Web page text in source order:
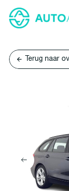
Terug naar